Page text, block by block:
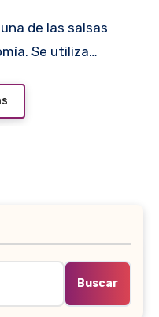
Se utiliza…
Buscar